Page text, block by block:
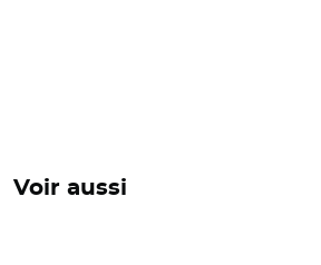
Voir aussi